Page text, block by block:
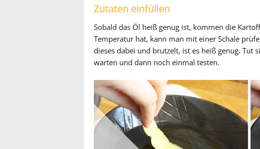
Zutaten einfüllen
Sobald das Öl heiß genug ist, kommen die
Temperatur hat, kann man mit einer Schale
dieses dabei und brutzelt, ist es heiß genug. Tut
warten und dann noch einmal testen.